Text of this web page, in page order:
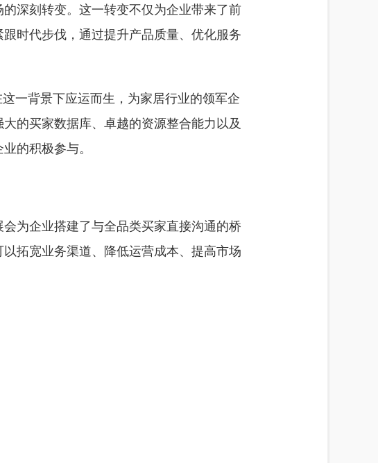
深刻转变。这一转变不仅为企业带来了前
时代步伐，通过提升产品质量、优化服务
一背景下应运而生，为家居行业的领军企
的买家数据库、卓越的资源整合能力以及
的积极参与。
为企业搭建了与全品类买家直接沟通的桥
拓宽业务渠道、降低运营成本、提高市场